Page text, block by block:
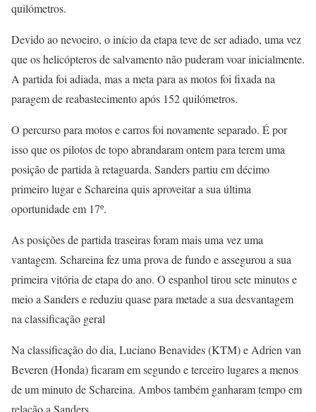
quilómetros.
Devido ao nevoeiro, o início da etapa teve de ser adiado, uma vez
que os helicópteros de salvamento não puderam voar inicialmente.
A partida foi adiada, mas a meta para as motos foi fixada na
paragem de reabastecimento após 152 quilómetros.
O percurso para motos e carros foi novamente separado. É por
isso que os pilotos de topo abrandaram ontem para terem uma
posição de partida à retaguarda. Sanders partiu em décimo
primeiro lugar e Schareina quis aproveitar a sua última
oportunidade em 17º.
As posições de partida traseiras foram mais uma vez uma
vantagem. Schareina fez uma prova de fundo e assegurou a sua
primeira vitória de etapa do ano. O espanhol tirou sete minutos e
meio a Sanders e reduziu quase para metade a sua desvantagem
na classificação geral
Na classificação do dia, Luciano Benavides (KTM) e Adrien van
Beveren (Honda) ficaram em segundo e terceiro lugares a menos
de um minuto de Schareina. Ambos também ganharam tempo em
relação a Sanders.